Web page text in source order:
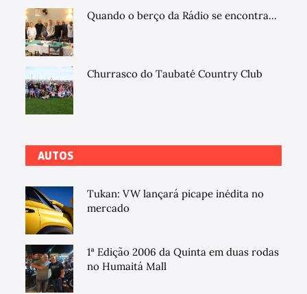
Quando o berço da Rádio se encontra...
Churrasco do Taubaté Country Club
AUTOS
Tukan: VW lançará picape inédita no
mercado
1ª Edição 2006 da Quinta em duas rodas
no Humaitá Mall